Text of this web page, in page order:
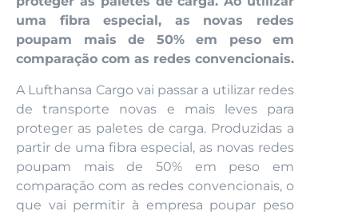
uma fibra especial, as novas redes
poupam mais de 50% em peso em
comparação com as redes convencionais.
A Lufthansa Cargo vai passar a utilizar redes
de transporte novas e mais leves para
proteger as paletes de carga. Produzidas a
partir de uma fibra especial, as novas redes
poupam mais de 50% em peso em
comparação com as redes convencionais, o
que vai permitir à empresa poupar peso